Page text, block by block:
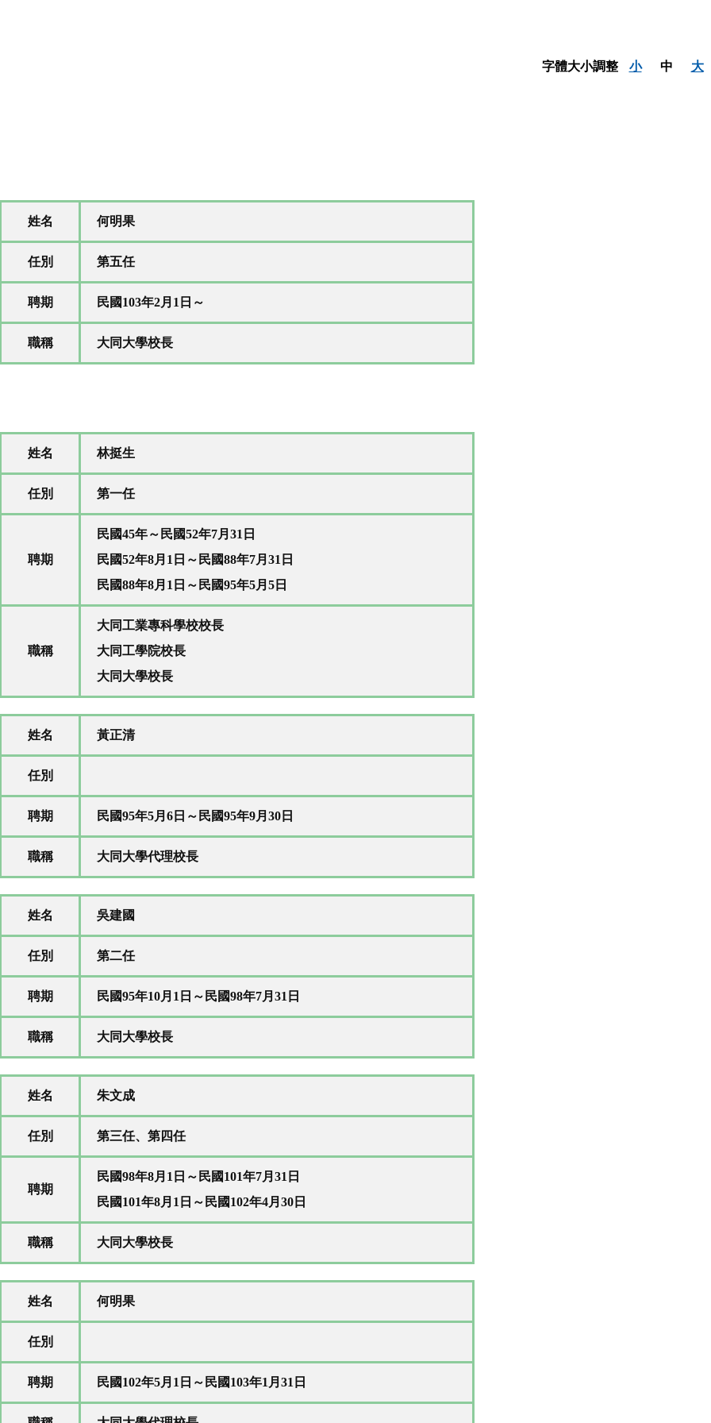
字體大小調整 小 中 大
姓名 何明果
任別 第五任
聘期 民國103年2月1日～
職稱 大同大學校長
姓名 林挺生
任別 第一任
聘期
民國45年～民國52年7月31日
民國52年8月1日～民國88年7月31日
民國88年8月1日～民國95年5月5日
職稱
大同工業專科學校校長
大同工學院校長
大同大學校長
姓名 黃正清
任別
聘期 民國95年5月6日～民國95年9月30日
職稱 大同大學代理校長
姓名 吳建國
任別 第二任
聘期 民國95年10月1日～民國98年7月31日
職稱 大同大學校長
姓名 朱文成
任別 第三任、第四任
聘期
民國98年8月1日～民國101年7月31日
民國101年8月1日～民國102年4月30日
職稱 大同大學校長
姓名 何明果
任別
聘期 民國102年5月1日～民國103年1月31日